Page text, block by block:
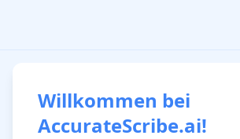
Willkommen bei
AccurateScribe.ai!